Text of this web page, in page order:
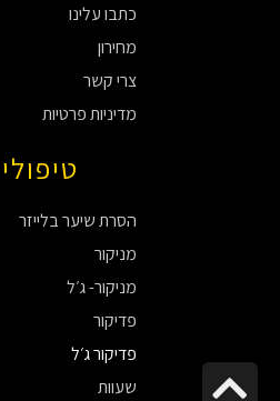
הסרת שיער בלייזר
מניקור
מניקור- ג׳ל
פדיקור
פדיקור ג׳ל
שעוות
כתבו עלינו
מחירון
צרי קשר
מדיניות פרטיות
גלילה